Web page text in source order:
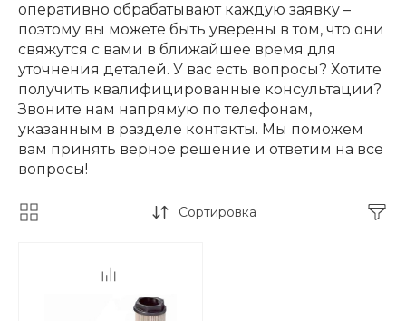
оперативно обрабатывают каждую заявку –
поэтому вы можете быть уверены в том, что они
свяжутся с вами в ближайшее время для
уточнения деталей. У вас есть вопросы? Хотите
получить квалифицированные консультации?
Звоните нам напрямую по телефонам,
указанным в разделе контакты. Мы поможем
вам принять верное решение и ответим на все
вопросы!
Сортировка